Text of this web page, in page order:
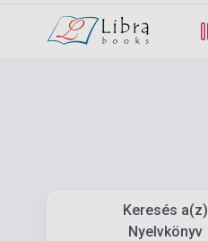
Keresés a(z)
Nyelvkönyv